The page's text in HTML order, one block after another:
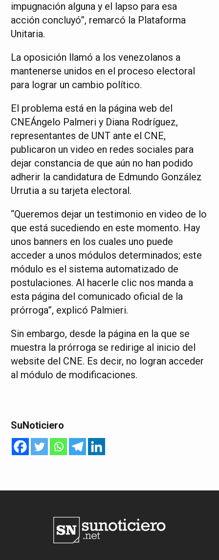
impugnación alguna y el lapso para esa
acción concluyó”, remarcó la Plataforma
Unitaria.
La oposición llamó a los venezolanos a
mantenerse unidos en el proceso electoral
para lograr un cambio político.
El problema está en la página web del
CNEÁngelo Palmeri y Diana Rodríguez,
representantes de UNT ante el CNE,
publicaron un video en redes sociales para
dejar constancia de que aún no han podido
adherir la candidatura de Edmundo González
Urrutia a su tarjeta electoral.
“Queremos dejar un testimonio en video de lo
que está sucediendo en este momento. Hay
unos banners en los cuales uno puede
acceder a unos módulos determinados; este
módulo es el sistema automatizado de
postulaciones. Al hacerle clic nos manda a
esta página del comunicado oficial de la
prórroga”, explicó Palmieri.
Sin embargo, desde la página en la que se
muestra la prórroga se redirige al inicio del
website del CNE. Es decir, no logran acceder
al módulo de modificaciones.
SuNoticiero